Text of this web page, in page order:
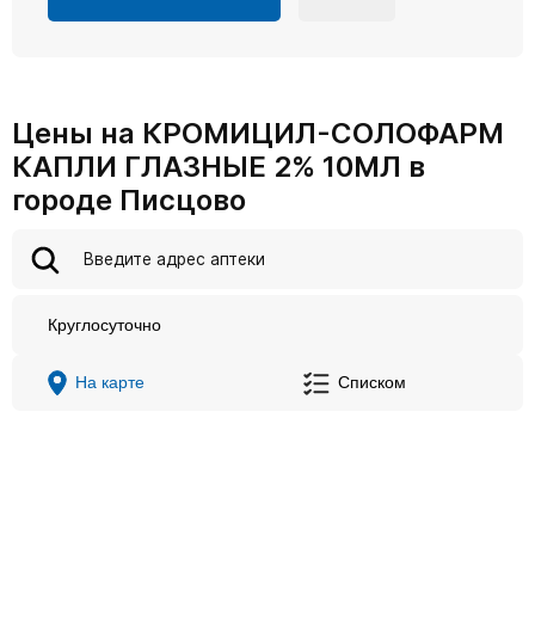
Цены на КРОМИЦИЛ-СОЛОФАРМ
КАПЛИ ГЛАЗНЫЕ 2% 10МЛ в
городе Писцово
Круглосуточно
На карте Списком